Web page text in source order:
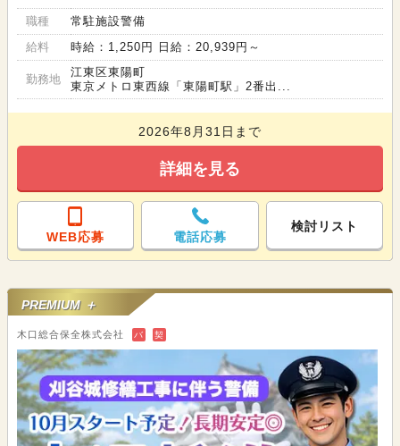
職種
常駐施設警備
給料
時給：1,250円 日給：20,939円～
勤務地
江東区東陽町
東京メトロ東西線「東陽町駅」2番出...
2026年8月31日まで
詳細を見る
WEB応募 電話応募
検討リスト
PREMIUM ＋
木口総合保全株式会社 バ 契